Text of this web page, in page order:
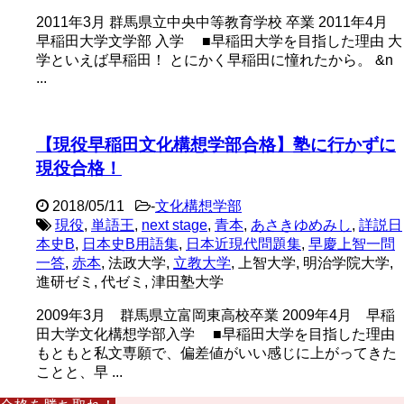
2011年3月 群馬県立中央中等教育学校 卒業 2011年4月
早稲田大学文学部 入学 ■早稲田大学を目指した理由 大
学といえば早稲田！ とにかく早稲田に憧れたから。 &n
...
【現役早稲田文化構想学部合格】塾に行かずに
現役合格！
2018/05/11 -文化構想学部
現役, 単語王, next stage, 青本, あさきゆめみし, 詳説日
本史B, 日本史B用語集, 日本近現代問題集, 早慶上智一問
一答, 赤本, 法政大学, 立教大学, 上智大学, 明治学院大学,
進研ゼミ, 代ゼミ, 津田塾大学
2009年3月 群馬県立富岡東高校卒業 2009年4月 早稲
田大学文化構想学部入学 ■早稲田大学を目指した理由
もともと私文専願で、偏差値がいい感じに上がってきた
ことと、早 ...